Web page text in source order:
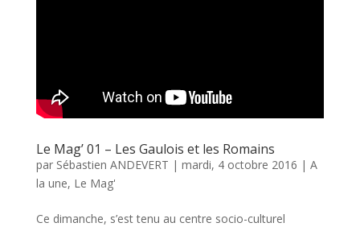
Le Mag’ 01 – Les Gaulois et les Romains
par Sébastien ANDEVERT | mardi, 4 octobre 2016 | A
la une, Le Mag'
Ce dimanche, s’est tenu au centre socio-culturel